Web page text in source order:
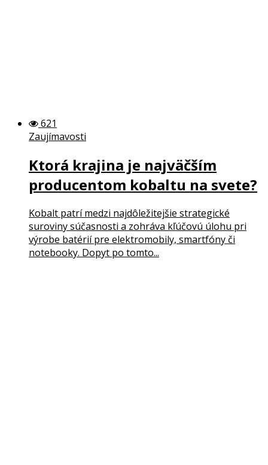
621
Zaujímavosti
Ktorá krajina je najväčším
producentom kobaltu na svete?
Kobalt patrí medzi najdôležitejšie strategické
suroviny súčasnosti a zohráva kľúčovú úlohu pri
výrobe batérií pre elektromobily, smartfóny či
notebooky. Dopyt po tomto...